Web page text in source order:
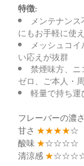
特徴:
メンテナン
にもお手軽に使
メッシュコ
い応えが抜群
禁煙味方、
ゼロ、ご本人・
軽量で持ち
フレーバーの濃さ
甘さ ★★★★☆
酸味★☆☆☆☆
清涼感★